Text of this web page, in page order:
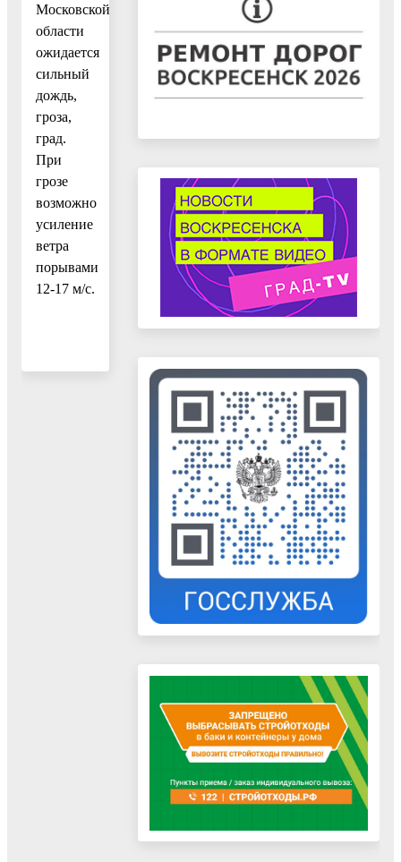
Московской
области
ожидается
сильный
дождь,
гроза,
град.
При
грозе
возможно
усиление
ветра
порывами
12-17 м/с.